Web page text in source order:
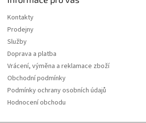
Kontakty
Prodejny
Služby
Doprava a platba
Vrácení, výměna a reklamace zboží
Obchodní podmínky
Podmínky ochrany osobních údajů
Hodnocení obchodu